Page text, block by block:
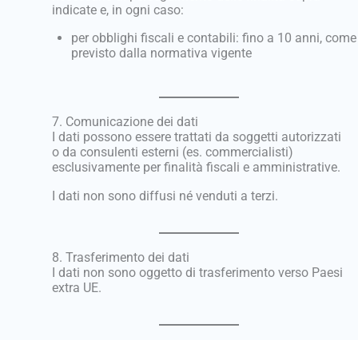
indicate e, in ogni caso:
per obblighi fiscali e contabili: fino a 10 anni, come
previsto dalla normativa vigente
7. Comunicazione dei dati
I dati possono essere trattati da soggetti autorizzati
o da consulenti esterni (es. commercialisti)
esclusivamente per finalità fiscali e amministrative.
I dati non sono diffusi né venduti a terzi.
8. Trasferimento dei dati
I dati non sono oggetto di trasferimento verso Paesi
extra UE.